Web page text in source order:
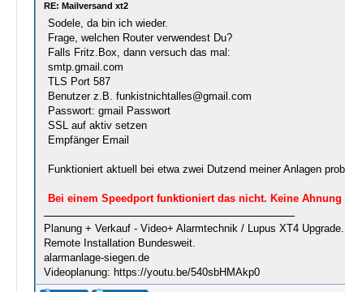
RE: Mailversand xt2
Sodele, da bin ich wieder.
Frage, welchen Router verwendest Du?
Falls Fritz.Box, dann versuch das mal:
smtp.gmail.com
TLS Port 587
Benutzer z.B. funkistnichtalles@gmail.com
Passwort: gmail Passwort
SSL auf aktiv setzen
Empfänger Email
Funktioniert aktuell bei etwa zwei Dutzend meiner Anlagen
Bei einem Speedport funktioniert das nicht. Keine
Planung + Verkauf - Video+ Alarmtechnik / Lupus XT4 Upgrade.
Remote Installation Bundesweit.
alarmanlage-siegen.de
Videoplanung: https://youtu.be/540sbHMAkp0